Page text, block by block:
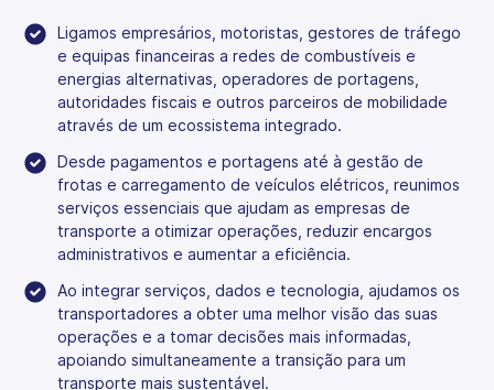
Ligamos empresários, motoristas, gestores de tráfego
e equipas financeiras a redes de combustíveis e
energias alternativas, operadores de portagens,
autoridades fiscais e outros parceiros de mobilidade
através de um ecossistema integrado.
Desde pagamentos e portagens até à gestão de
frotas e carregamento de veículos elétricos, reunimos
serviços essenciais que ajudam as empresas de
transporte a otimizar operações, reduzir encargos
administrativos e aumentar a eficiência.
Ao integrar serviços, dados e tecnologia, ajudamos os
transportadores a obter uma melhor visão das suas
operações e a tomar decisões mais informadas,
apoiando simultaneamente a transição para um
transporte mais sustentável.